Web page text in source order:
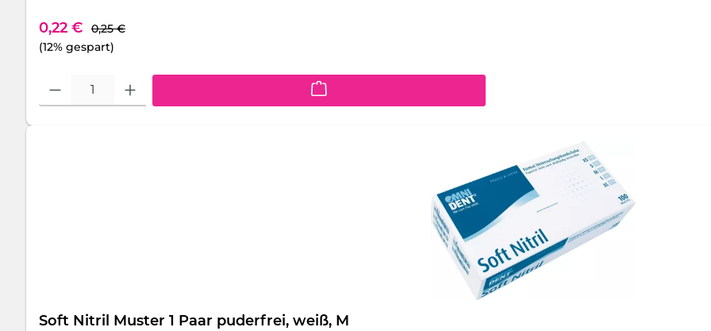
Verkaufspreis:
0,22 € Regulärer Preis:
0,25 €
(12% gespart)
Produkt Anzahl: Gib den gewünschten Wert ein oder benutze die Schaltflächen um die Anzahl zu erhöhen oder zu reduzieren.
Soft Nitril Muster 1 Paar puderfrei, weiß, M